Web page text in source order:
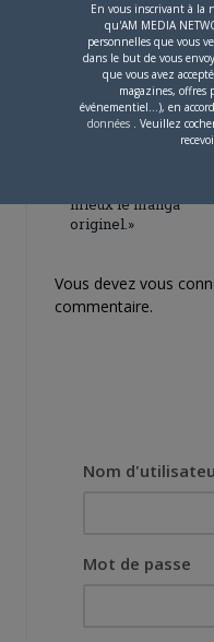
4 JUILLET 2026
[Entretien]
Lors des prémices
mieux le manga
originel.»
Vous devez vous
commentaire.
Nom
Mot de passe
En vous inscrivant à la
qu'AM MEDIA
personnelles que vous
dans le but de vous
que vous avez
magazines, offres
événementiel...), en
données . Veuillez